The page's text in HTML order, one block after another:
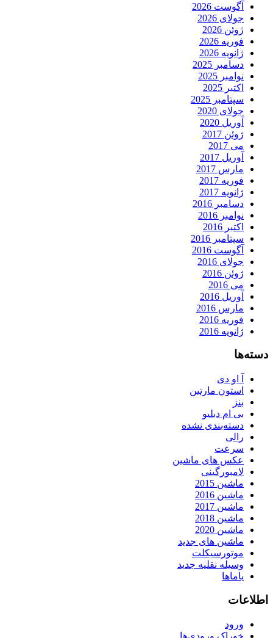
آگوست 2026
جولای 2026
ژوئن 2026
فوریه 2026
ژانویه 2026
دسامبر 2025
نوامبر 2025
اکتبر 2025
سپتامبر 2025
جولای 2020
آوریل 2020
ژوئن 2017
می 2017
آوریل 2017
مارس 2017
فوریه 2017
ژانویه 2017
دسامبر 2016
نوامبر 2016
اکتبر 2016
سپتامبر 2016
آگوست 2016
جولای 2016
ژوئن 2016
می 2016
آوریل 2016
مارس 2016
فوریه 2016
ژانویه 2016
دسته‌ها
آ او دی
استون مارتین
بنز
بی ام دبلیو
دسته‌بندی نشده
رالی
سرعت
عکس های ماشین
لامبورگینی
ماشین 2015
ماشین 2016
ماشین 2017
ماشین 2018
ماشین 2020
ماشین های جدید
موتورسیکلت
وسیله نقلیه جدید
یاماها
اطلاعات
ورود
خوراک ورودی‌ها